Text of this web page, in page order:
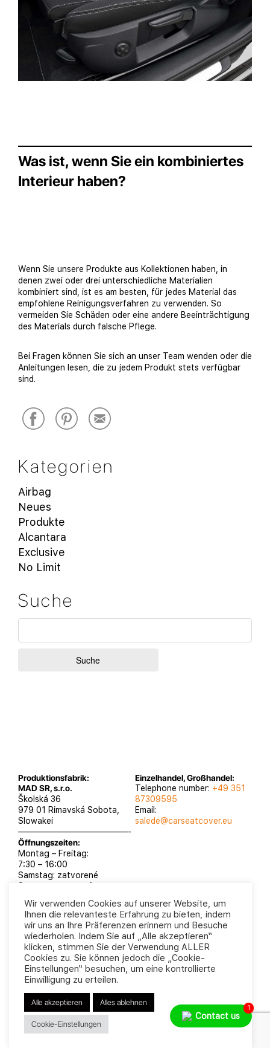
Was ist, wenn Sie ein kombiniertes
Interieur haben?
Wenn Sie unsere Produkte aus Kollektionen haben, in
denen zwei oder drei unterschiedliche Materialien
kombiniert sind, ist es am besten, für jedes Material das
empfohlene Reinigungsverfahren zu verwenden. So
vermeiden Sie Schäden oder eine andere Beeinträchtigung
des Materials durch falsche Pflege.
Bei Fragen können Sie sich an unser Team wenden oder die
Anleitungen lesen, die zu jedem Produkt stets verfügbar
sind.
Kategorien
Airbag
Neues
Produkte
Alcantara
Exclusive
No Limit
Suche
Produktionsfabrik:
MAD SR, s.r.o.
Školská 36
979 01 Rimavská Sobota,
Slowakei
—————————————-
Öffnungszeiten:
Montag – Freitag:
7:30 – 16:00
Samstag: zatvorené
Sontag: zatvorené
Einzelhandel, Großhandel:
Telephone number: +49 351
87309595
Email:
salede@carseatcover.eu
MAD SR, s.r.o. 2025
Datenschutzrichtlinie
Geschäftsbedingungen
Wir verwenden Cookies auf unserer Website, um
Ihnen die relevanteste Erfahrung zu bieten, indem
wir uns an Ihre Präferenzen erinnern und Besuche
wiederholen. Indem Sie auf „Alle akzeptieren“
klicken, stimmen Sie der Verwendung ALLER
Cookies zu. Sie können jedoch die „Cookie-
Einstellungen“ besuchen, um eine kontrollierte
Einwilligung zu erteilen.
Alle akzeptieren Alles ablehnen
Cookie-Einstellungen
Contact us
1